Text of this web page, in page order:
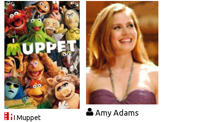
I Muppet
Amy Adams